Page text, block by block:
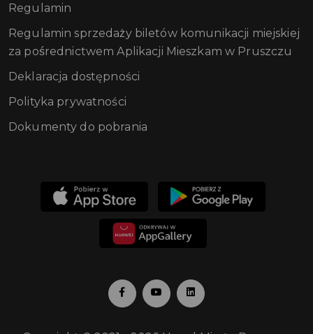
Regulamin
Regulamin sprzedaży biletów komunikacji miejskiej
za pośrednictwem Aplikacji Mieszkam w Pruszczu
Deklaracja dostępności
Polityka prywatności
Dokumenty do pobrania